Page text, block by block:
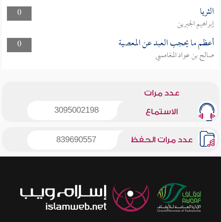
0
الثريا
إبراهيم الجبرين
0
أعظم ما يحجب العبد عن المعصية
صالح بن عواد المغامسي
عدد مرات
الاستماع 3095002198
عدد مرات الحفظ 839690557